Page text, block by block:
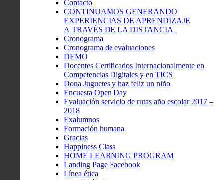
Contacto
CONTINUAMOS GENERANDO
EXPERIENCIAS DE APRENDIZAJE
A TRAVÉS DE LA DISTANCIA
Cronograma
Cronograma de evaluaciones
DEMO
Docentes Certificados Internacionalmente en
Competencias Digitales y en TICS
Dona Juguetes y haz feliz un niño
Encuesta Open Day
Evaluación servicio de rutas año escolar 2017 –
2018
Exalumnos
Formación humana
Gracias
Happiness Class
HOME LEARNING PROGRAM
Landing Page Facebook
Línea ética